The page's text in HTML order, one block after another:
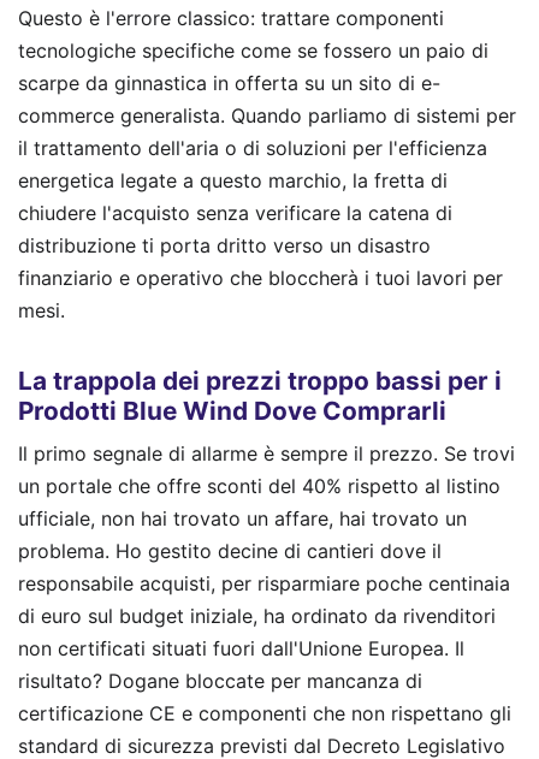
Questo è l'errore classico: trattare componenti
tecnologiche specifiche come se fossero un paio di
scarpe da ginnastica in offerta su un sito di e-
commerce generalista. Quando parliamo di sistemi per
il trattamento dell'aria o di soluzioni per l'efficienza
energetica legate a questo marchio, la fretta di
chiudere l'acquisto senza verificare la catena di
distribuzione ti porta dritto verso un disastro
finanziario e operativo che bloccherà i tuoi lavori per
mesi.
La trappola dei prezzi troppo bassi per i
Prodotti Blue Wind Dove Comprarli
Il primo segnale di allarme è sempre il prezzo. Se trovi
un portale che offre sconti del 40% rispetto al listino
ufficiale, non hai trovato un affare, hai trovato un
problema. Ho gestito decine di cantieri dove il
responsabile acquisti, per risparmiare poche centinaia
di euro sul budget iniziale, ha ordinato da rivenditori
non certificati situati fuori dall'Unione Europea. Il
risultato? Dogane bloccate per mancanza di
certificazione CE e componenti che non rispettano gli
standard di sicurezza previsti dal Decreto Legislativo